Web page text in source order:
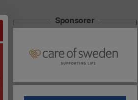
Sponsorer